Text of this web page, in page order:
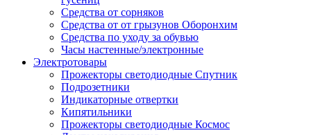
Средства от сорняков
Средства от от грызунов Оборонхим
Средства по уходу за обувью
Часы настенные/электронные
Электротовары
Прожекторы светодиодные Спутник
Подрозетники
Индикаторные отвертки
Кипятильники
Прожекторы светодиодные Космос